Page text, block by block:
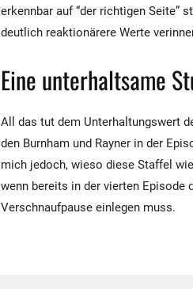
erkennbar auf “der richtigen Seite”
deutlich reaktionärere Werte
Eine unterhaltsame
All das tut dem Unterhaltungswert
den Burnham und Rayner in der
mich jedoch, wieso diese Staffel
wenn bereits in der vierten Episode
Verschnaufpause einlegen muss.